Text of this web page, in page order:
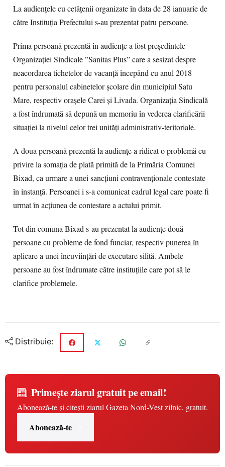
La audiențele cu cetățenii organizate în data de 28 ianuarie de
către Instituția Prefectului s-au prezentat patru persoane.
Prima persoană prezentă în audiențe a fost președintele
Organizației Sindicale ”Sanitas Plus” care a sesizat despre
neacordarea tichetelor de vacanță începând cu anul 2018
pentru personalul cabinetelor școlare din municipiul Satu
Mare, respectiv orașele Carei și Livada. Organizația Sindicală
a fost îndrumată să depună un memoriu în vederea clarificării
situației la nivelul celor trei unități administrativ-teritoriale.
A doua persoană prezentă la audiențe a ridicat o problemă cu
privire la somația de plată primită de la Primăria Comunei
Bixad, ca urmare a unei sancțiuni contravenționale contestate
în instanță. Persoanei i s-a comunicat cadrul legal care poate fi
urmat în acțiunea de contestare a actului primit.
Tot din comuna Bixad s-au prezentat la audiențe două
persoane cu probleme de fond funciar, respectiv punerea în
aplicare a unei încuviințări de executare silită. Ambele
persoane au fost îndrumate către instituțiile care pot să le
clarifice problemele.
Distribuie:
Primește ziarul gratuit pe email!
Abonează-te și citești ziarul Gazeta Nord-Vest zilnic, gratuit.
Abonează-te